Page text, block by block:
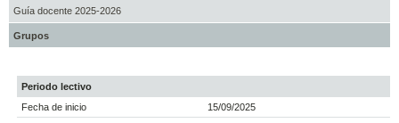
Guía docente 2025-2026
Grupos
Periodo lectivo
Fecha de inicio
15/09/2025